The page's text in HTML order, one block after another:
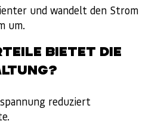
und wandelt den Strom
um.
BIETET DIE
reduziert